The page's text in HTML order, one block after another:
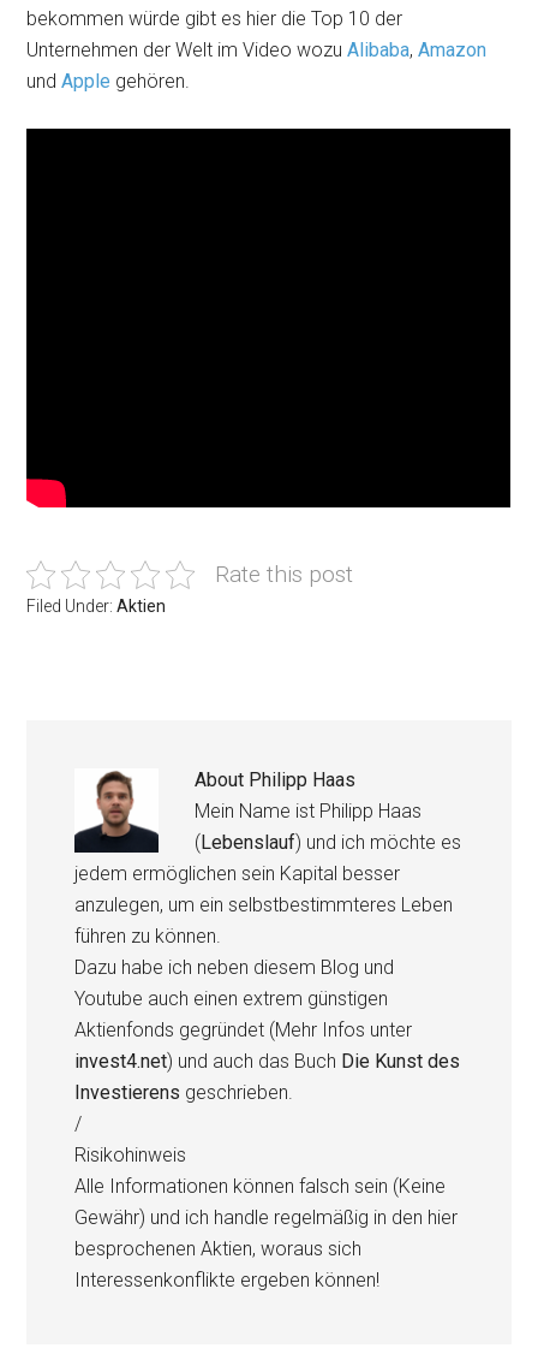
bekommen würde gibt es hier die Top 10 der
Unternehmen der Welt im Video wozuAlibaba,Amazon
undApple gehören.
Rate this post
Filed Under:Aktien
About Philipp Haas
Mein Name ist Philipp Haas
(Lebenslauf) und ich möchte es
jedem ermöglichen sein Kapital besser
anzulegen, um ein selbstbestimmteres Leben
führen zu können.
Dazu habe ich neben diesem Blog und
Youtube auch einen extrem günstigen
Aktienfonds gegründet (Mehr Infos unter
invest4.net) und auch das Buch Die Kunst des
Investierens geschrieben.
/
Risikohinweis
Alle Informationen können falsch sein (Keine
Gewähr) und ich handle regelmäßig in den hier
besprochenen Aktien, woraus sich
Interessenkonflikte ergeben können!